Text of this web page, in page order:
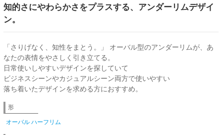
知的さにやわらかさをプラスする、アンダーリムデザイ
ン。
「さりげなく、知性をまとう。」 オーバル型のアンダーリムが、あ
なたの表情をやさしく引き立てる。
日常使いしやすいデザインを探していて
ビジネスシーンやカジュアルシーン両方で使いやすい
落ち着いたデザインを求める方におすすめ。
形
オーバル ハーフリム